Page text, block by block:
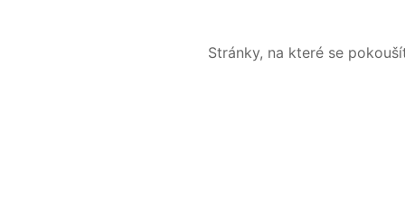
Stránky, na které se